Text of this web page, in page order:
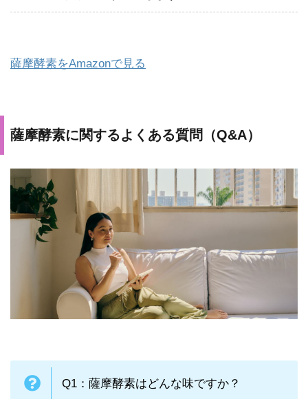
薩摩酵素をAmazonで見る
薩摩酵素に関するよくある質問（Q&A）
Q1：薩摩酵素はどんな味ですか？